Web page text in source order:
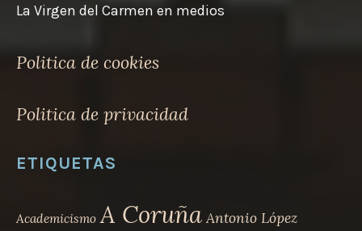
La Virgen del Carmen en medios
Politica de cookies
Politica de privacidad
ETIQUETAS
Academicismo A Coruña Antonio López